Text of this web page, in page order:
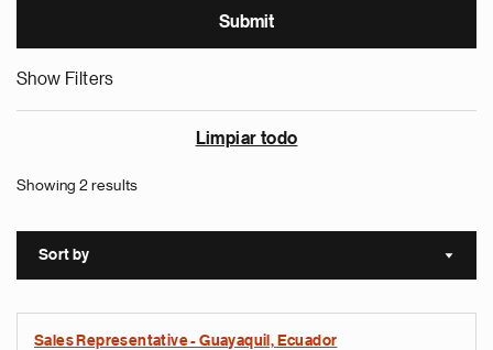
Show Filters
Limpiar todo
Showing 2 results
Sort by Sort
Sales Representative - Guayaquil, Ecuador